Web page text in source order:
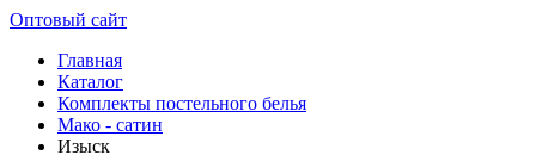
Оптовый сайт
Главная
Каталог
Комплекты постельного белья
Мако - сатин
Изыск